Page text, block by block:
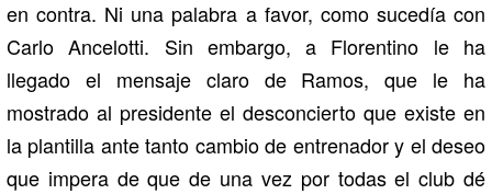
en contra. Ni una palabra a favor, como sucedía con
Carlo Ancelotti. Sin embargo, a Florentino le ha
llegado el mensaje claro de Ramos, que le ha
mostrado al presidente el desconcierto que existe en
la plantilla ante tanto cambio de entrenador y el deseo
que impera de que de una vez por todas el club dé